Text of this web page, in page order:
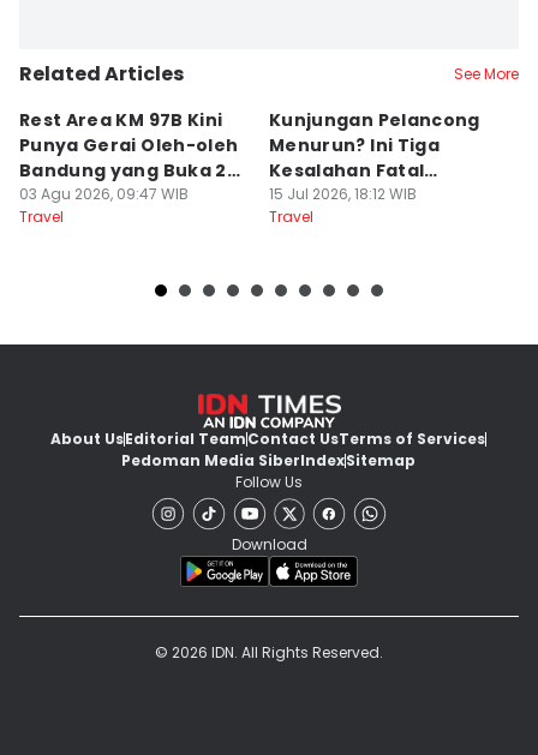
Related Articles See More
Rest Area KM 97B Kini
Punya Gerai Oleh-oleh
Bandung yang Buka 24
Jam
03 Agu 2026, 09:47 WIB
Travel
Kunjungan Pelancong
Menurun? Ini Tiga
Kesalahan Fatal
Pengelola Wisata
15 Jul 2026, 18:12 WIB
Travel
About UsEditorial TeamContact UsTerms of Services
Pedoman Media SiberIndexSitemap
Follow Us
Download
© 2026 IDN. All Rights Reserved.